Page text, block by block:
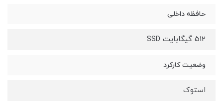
حافظه داخلی
512 گیگابایت SSD
وضعیت کارکرد
استوک